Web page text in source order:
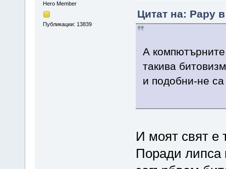
Hero Member
Публикации: 13839
Цитат на: Papy
А
такива
и подобни-не
И моят свят е
Поради липса